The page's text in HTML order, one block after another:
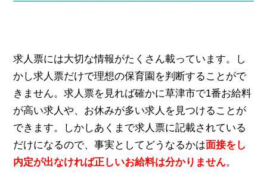
求人票には大切な情報がたくさん載っています。し
かし求人票だけで理想の保育園を判断することがで
きません。求人票を見れば確かに草津市で1番お給料
が高い求人や、お休みが多い求人を見つけることが
できます。しかしあくまで求人票に記載されている
だけになるので、事実としてどうなるかは面接をし
内定が出なければ正しいお給料は分かりません。